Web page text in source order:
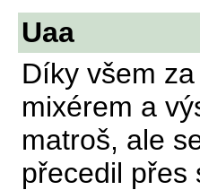
Uaa
Díky všem
mixérem a
matroš, ale
přecedil přes